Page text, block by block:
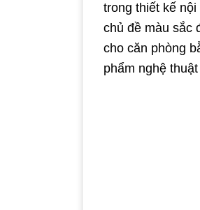
trong thiết kế
chủ đề màu sắc
cho căn phòng
phẩm nghệ